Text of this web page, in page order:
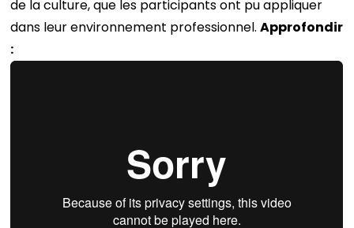
de la culture, que les participants ont pu appliquer
dans leur environnement professionnel.Approfondir
: